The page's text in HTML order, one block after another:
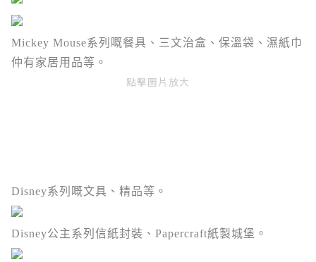
Mickey Mouse系列嘅餐具、三文治盒、保溫袋、濕紙巾
仲有家居用品等。
點擊圖片放大
Disney系列嘅文具、精品等。
Disney公主系列信紙封裝、Papercraft紙製城堡。